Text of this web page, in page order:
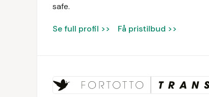
safe.
Se full profil >> Få pristilbud >>